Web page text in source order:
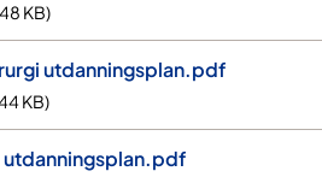
KB)
utdanningsplan.pdf
KB)
utdanningsplan.pdf